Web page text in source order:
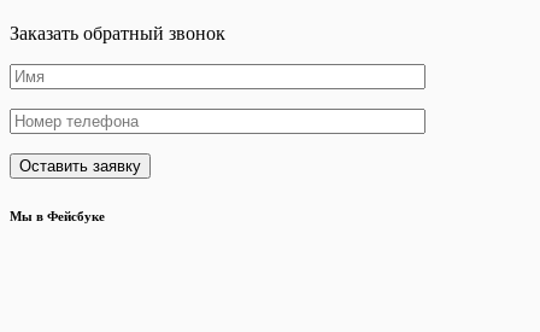
Заказать обратный звонок
Мы в Фейсбуке